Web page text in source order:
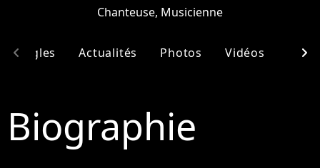
Chanteuse, Musicienne
Singles Actualités Photos Vidéos
chevron_left chevron_right
Biographie